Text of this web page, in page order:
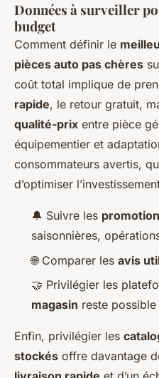
Données à surveiller
budget
Comment définir le
pièces auto pas chères
coût total implique de
rapide, le retour gratuit,
qualité-prix entre pièce
équipementier et
consommateurs avertis,
d’optimiser
🔔 Suivre les
saisonnières,
🌐 Comparer les avis
🤝 Privilégier les
magasin reste possible
Enfin, privilégier les
stockés offre davantage